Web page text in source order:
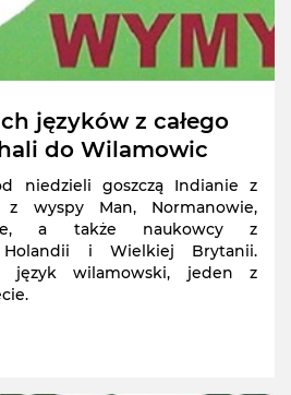
języków z całego
do Wilamowic
niedzieli goszczą Indianie z
z wyspy Man, Normanowie,
a także naukowcy z
i Wielkiej Brytanii.
język wilamowski, jeden z